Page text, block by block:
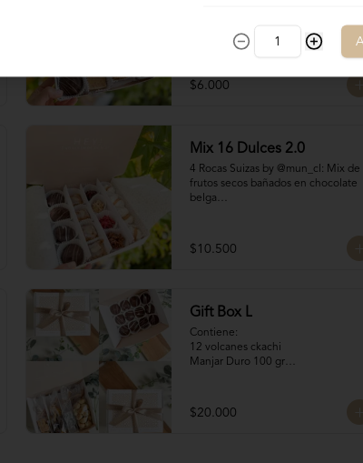
maní con chocolate
2 Volcanes ckachi: Masas rellenas
2 Bocados de Manjar duro nuez
2 San Estanislao: Dulce chileno a
$6.000
Mix 16 Dulces 2.0
4 Rocas Suizas by @mun_cl: Mix de
frutos secos bañados en chocolate
belga
blanco
4 Merenguitos con
$10.500
Gift Box L
Contiene:
12 volcanes ckachi
Manjar Duro 100 gr
Naranjitas con chocolate
$20.000